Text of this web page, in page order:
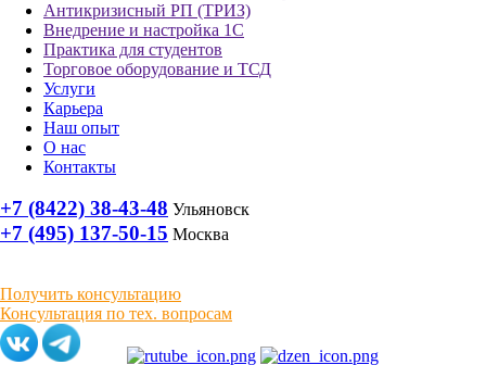
Антикризисный РП (ТРИЗ)
Внедрение и настройка 1С
Практика для студентов
Торговое оборудование и ТСД
Услуги
Карьера
Наш опыт
О нас
Контакты
+7 (8422) 38-43-48 Ульяновск
+7 (495) 137-50-15 Москва
Получить консультацию
Консультация по тех. вопросам